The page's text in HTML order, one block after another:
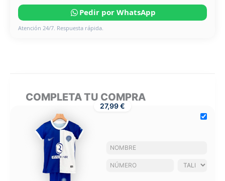
Pedir por WhatsApp
Atención 24/7. Respuesta rápida.
COMPLETA TU COMPRA
27,99 €